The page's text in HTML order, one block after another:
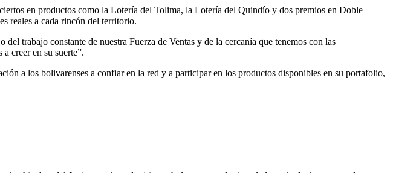
en productos como la Lotería del Tolima, la Lotería del Quindío y dos premios en Doble
reales a cada rincón del territorio.
trabajo constante de nuestra Fuerza de Ventas y de la cercanía que tenemos con las
creer en su suerte”.
a los bolivarenses a confiar en la red y a participar en los productos disponibles en su portafolio,